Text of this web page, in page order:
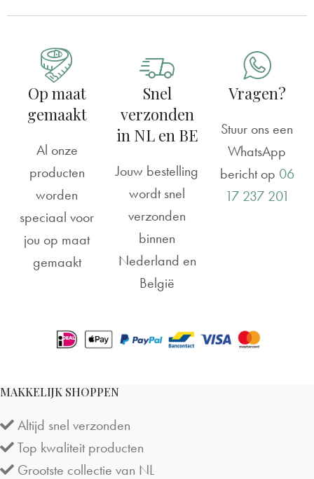
Gokce Ozkan
Rating: 5/5
Perfect!
Color, material and design of the board are very
Tue May 14 2024 00:00:00 GMT+0000 (Coordinated
Op maat
gemaakt
Al onze
producten
worden
speciaal voor
jou op maat
gemaakt
Snel
verzonden
in NL en BE
Jouw bestelling
wordt snel
verzonden
binnen
Nederland en
België
Vragen?
Stuur ons een
WhatsApp
bericht op 06
17 237 201
MAKKELIJK SHOPPEN
Altijd snel verzonden
Top kwaliteit producten
Grootste collectie van NL